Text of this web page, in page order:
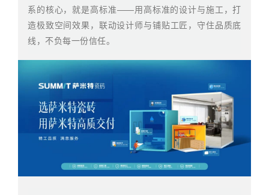
系的核心，就是高标准——用高标准的设计与施工，打
造极致空间效果，联动设计师与铺贴工匠，守住品质底
线，不负每一份信任。